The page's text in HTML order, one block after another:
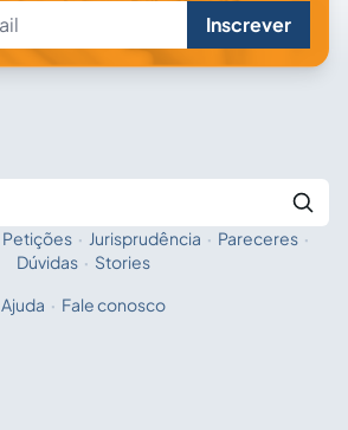
Inscrever
Fale com a IA
Petições · Jurisprudência · Pareceres ·
Dúvidas · Stories
Ajuda · Fale conosco